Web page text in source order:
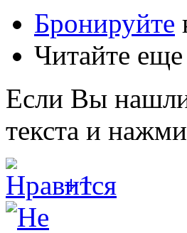
Бронируйте
Читайте еще
Если Вы
текста и
+1